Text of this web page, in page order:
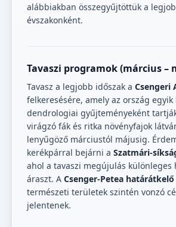
alábbiakban összegyűjtöttük a
évszakonként.
Tavaszi programok (március –
Tavasz a legjobb időszak a Csengeri
felkeresésére, amely az ország
dendrologiai gyűjteményeként
virágzó fák és ritka növényfajok
lenyűgöző márciustól májusig.
kerékpárral bejárni a Szatmári-
ahol a tavaszi megújulás különleges
áraszt. A Csenger-Petea határátkelő
természeti területek szintén vonzó
jelentenek.